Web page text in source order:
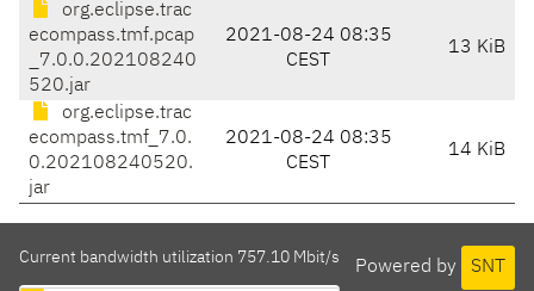
org.eclipse.trac
ecompass.tmf.pcap
_7.0.0.202108240
520.jar
2021-08-24 08:35
CEST
13 KiB
org.eclipse.trac
ecompass.tmf_7.0.
0.202108240520.
jar
2021-08-24 08:35
CEST
14 KiB
Powered by SNT
Current bandwidth utilization 757.10 Mbit/s